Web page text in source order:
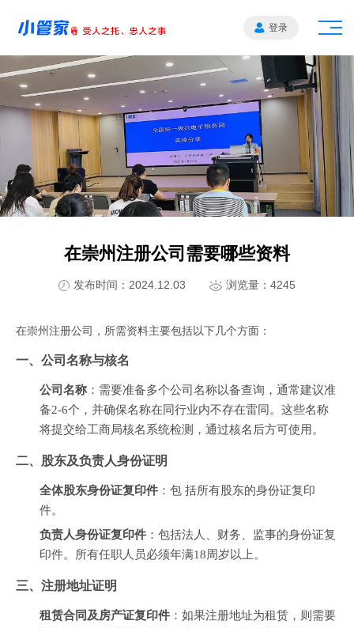
登录
在崇州注册公司需要哪些资料
发布时间：2024.12.03 浏览量：4245
在崇州注册公司，所需资料主要包括以下几个方面：
一、公司名称与核名
公司名称 ：需要准备多个公司名称以备查询，通常建议准
备2-6个，并确保名称在同行业内不存在雷同。这些名称
将提交给工商局核名系统检测，通过核名后方可使用。
二、股东及负责人身份证明
全体股东身份证复印件 ：包 括所有股东的身份证复印
件。
负责人身份证复印件 ：包括法人、财务、监事的身份证复
印件。所有任职人员必须年满18周岁以上。
三、注册地址证明
租赁合同及房产证复印件 ：如果注册地址为租赁，则需要